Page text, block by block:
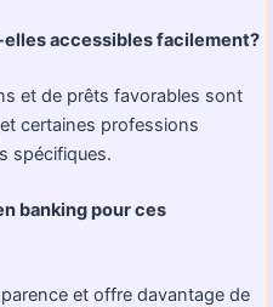
accessibles facilement?
et de prêts favorables sont
certaines professions
spécifiques.
banking pour ces
et offre davantage de